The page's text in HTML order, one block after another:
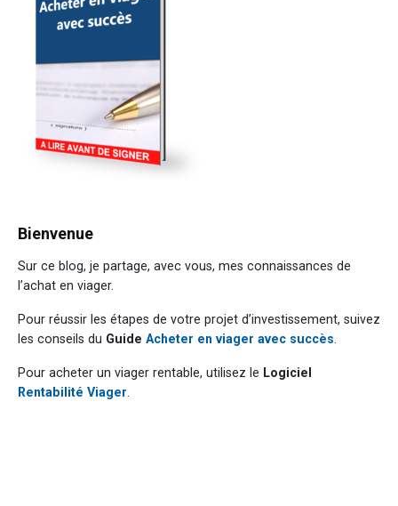
Bienvenue
Sur ce blog, je partage, avec vous, mes connaissances de
l’achat en viager.
Pour réussir les étapes de votre projet d’investissement, suivez
les conseils du Guide Acheter en viager avec succès
Pour acheter un viager rentable, utilisez le Logiciel
Rentabilité Viager